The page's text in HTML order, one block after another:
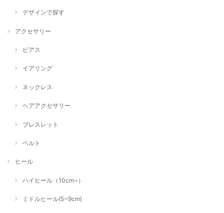
デザインで探す
アクセサリー
ピアス
イアリング
ネックレス
ヘアアクセサリー
ブレスレット
ベルト
ヒール
ハイヒール（10cm~）
ミドルヒール(5~9cm)